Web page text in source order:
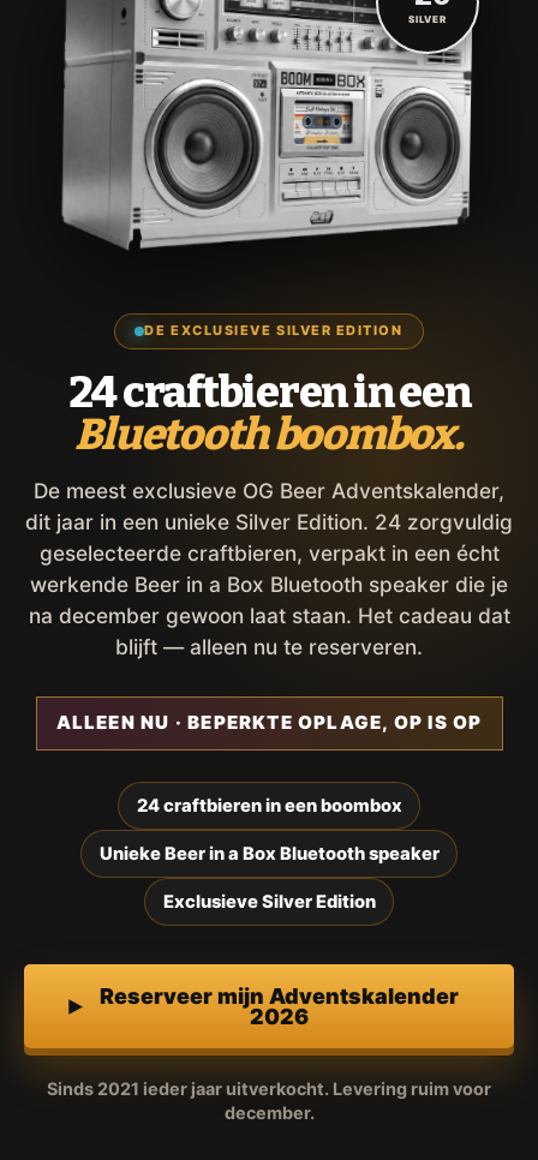
DE EXCLUSIEVE SILVER EDITION
24 craftbieren in een
Bluetooth boombox.
De meest exclusieve OG Beer Adventskalender,
dit jaar in een unieke Silver Edition. 24 zorgvuldig
geselecteerde craftbieren, verpakt in een écht
werkende Beer in a Box Bluetooth speaker die je
na december gewoon laat staan. Het cadeau dat
blijft — alleen nu te reserveren.
ALLEEN NU · BEPERKTE OPLAGE, OP IS OP
24 craftbieren in een boombox
Unieke Beer in a Box Bluetooth speaker
Exclusieve Silver Edition
Reserveer mijn Adventskalender
2026
Sinds 2021 ieder jaar uitverkocht. Levering ruim voor
december.
SILVER